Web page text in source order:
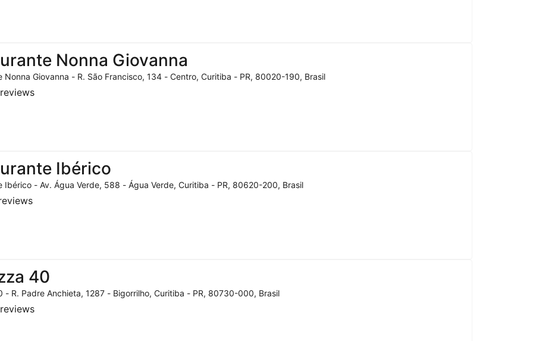
Nonna Giovanna
Nonna Giovanna - R. São Francisco, 134 - Centro, Curitiba - PR, 80020-190, Brasil
Ibérico
Ibérico - Av. Água Verde, 588 - Água Verde, Curitiba - PR, 80620-200, Brasil
40
- R. Padre Anchieta, 1287 - Bigorrilho, Curitiba - PR, 80730-000, Brasil